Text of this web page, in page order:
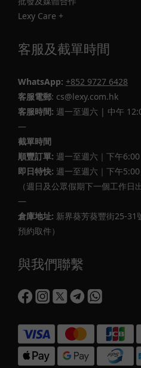
Lexy Care +
客服及截單時間
WhatsApp: +852 9727 6428
客服電郵: cs@lexy.com.hk
客服時間: 週一至週六 | 中午
—
截單時間
順豐訂單: 週一至週六｜下午6:00
即日特快: 週一至週六｜下午5:00
（週日及公眾假期下一個工作日
—
倉庫地址: 新界葵芳葵豐街25-31
預約取件）
與我們聯繫